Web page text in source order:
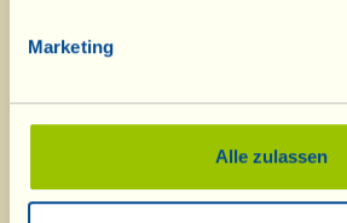
Marketing
Alle zulassen